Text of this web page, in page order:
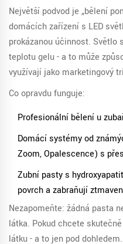
Největší podvod je „bělení
domácích zařízení s LED
prokázanou účinnost. Světlo
teplotu gelu - a to může
využívají jako marketingový
Co opravdu funguje:
Profesionální bělení u
Domácí systémy od
Zoom, Opalescence) s
Zubní pasty s
povrch a zabraňují
Nezapomeňte: žádná pasta
látka. Pokud chcete
látku - a to jen pod dohledem.